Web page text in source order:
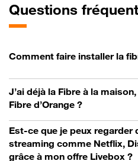
Questions
Comment faire installer la
J’ai déjà la Fibre à la
Fibre d’Orange ?
Est-ce que je peux regarder
streaming comme Netflix,
grâce à mon offre Livebox ?